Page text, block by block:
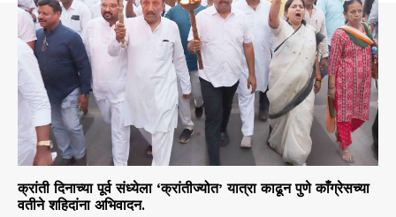
क्रांती दिनाच्या पूर्व संध्येला ‘क्रांतीज्योत’ यात्रा काढून पुणे काँग्रेसच्या
वतीने शहिदांना अभिवादन.